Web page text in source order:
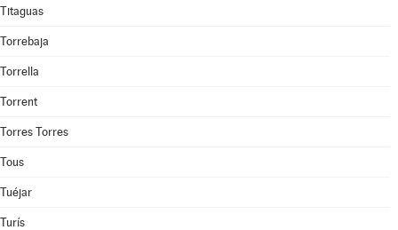
Titaguas
Torrebaja
Torrella
Torrent
Torres Torres
Tous
Tuéjar
Turís